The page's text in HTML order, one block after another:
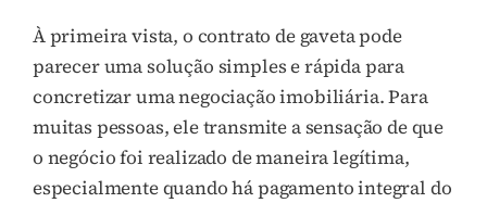
À primeira vista, o contrato de gaveta pode
parecer uma solução simples e rápida para
concretizar uma negociação imobiliária. Para
muitas pessoas, ele transmite a sensação de que
o negócio foi realizado de maneira legítima,
especialmente quando há pagamento integral do